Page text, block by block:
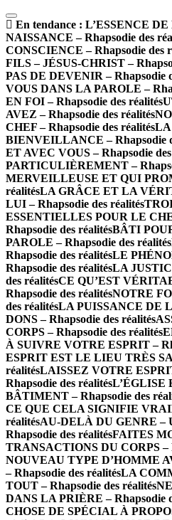
En tendance : L’ESSENCE
NAISSANCE – Rhapsodie des
CONSCIENCE – Rhapsodie des
FILS – JÉSUS-CHRIST –
PAS DE DEVENIR – Rhapsodie
VOUS DANS LA PAROLE –
EN FOI – Rhapsodie des réalités
AVEZ – Rhapsodie des réalités
CHEF – Rhapsodie des réalitésLA
BIENVEILLANCE – Rhapsodie
ET AVEC VOUS – Rhapsodie
PARTICULIÈREMENT –
MERVEILLEUSE ET QUI
réalitésLA GRÂCE ET LA
LUI – Rhapsodie des réalités
ESSENTIELLES POUR LE
Rhapsodie des réalitésBÂTI
PAROLE – Rhapsodie des réalités
Rhapsodie des réalitésLE
Rhapsodie des réalitésLA
des réalitésCE QU’EST
Rhapsodie des réalitésNOTRE
des réalitésLA PUISSANCE DE
DONS – Rhapsodie des réalités
CORPS – Rhapsodie des réalités
À SUIVRE VOTRE ESPRIT –
ESPRIT EST LE LIEU TRÈS
réalitésLAISSEZ VOTRE
Rhapsodie des réalitésL’ÉGLISE
BÂTIMENT – Rhapsodie des
CE QUE CELA SIGNIFIE
réalitésAU-DELÀ DU GENRE –
Rhapsodie des réalitésFAITES
TRANSACTIONS DU CORPS –
NOUVEAU TYPE D’HOMME
– Rhapsodie des réalitésLA
TOUT – Rhapsodie des réalités
DANS LA PRIÈRE – Rhapsodie
CHOSE DE SPÉCIAL À